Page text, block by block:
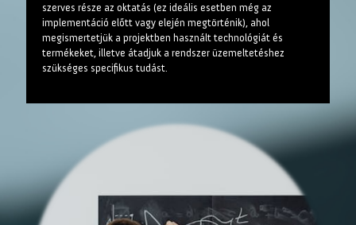
szerves része az oktatás (ez ideális esetben még az
implementáció előtt vagy elején megtörténik), ahol
megismertetjük a projektben használt technológiát és
termékeket, illetve átadjuk a rendszer üzemeltetéshez
szükséges specifikus tudást.